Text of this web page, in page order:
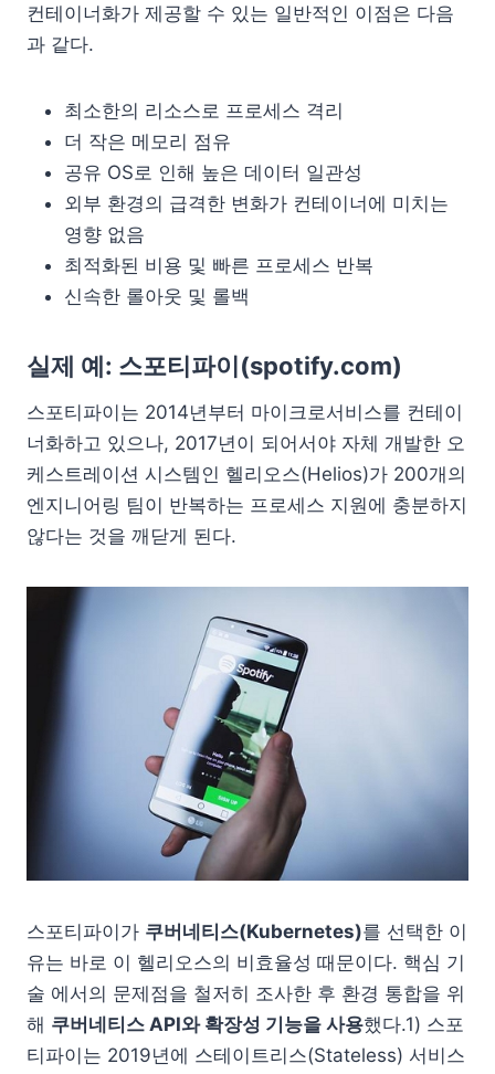
컨테이너화가 제공할 수 있는 일반적인 이점은 다음
과 같다.
최소한의 리소스로 프로세스 격리
더 작은 메모리 점유
공유 OS로 인해 높은 데이터 일관성
외부 환경의 급격한 변화가 컨테이너에 미치는
영향 없음
최적화된 비용 및 빠른 프로세스 반복
신속한 롤아웃 및 롤백
실제 예: 스포티파이(spotify.com)
스포티파이는 2014년부터 마이크로서비스를 컨테이
너화하고 있으나, 2017년이 되어서야 자체 개발한 오
케스트레이션 시스템인 헬리오스(Helios)가 200개의
엔지니어링 팀이 반복하는 프로세스 지원에 충분하지
않다는 것을 깨닫게 된다.
스포티파이가 쿠버네티스(Kubernetes)를 선택한 이
유는 바로 이 헬리오스의 비효율성 때문이다. 핵심 기
술 에서의 문제점을 철저히 조사한 후 환경 통합을 위
해 쿠버네티스 API와 확장성 기능을 사용했다.1) 스포
티파이는 2019년에 스테이트리스(Stateless) 서비스